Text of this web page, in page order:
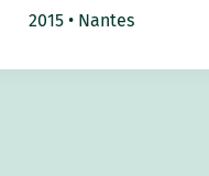
2015 Nantes